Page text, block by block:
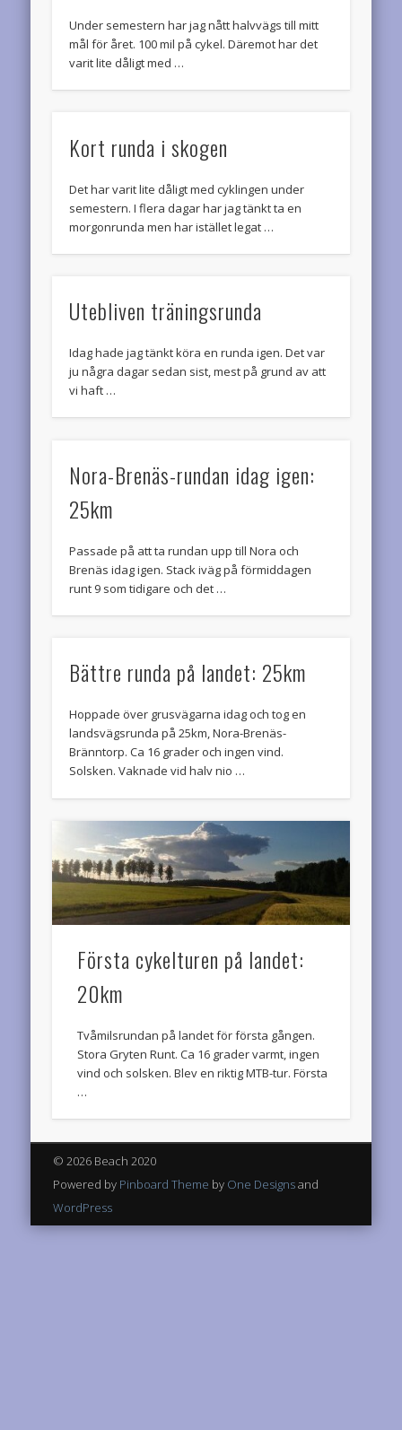
Under semestern har jag nått halvvägs till mitt
mål för året. 100 mil på cykel. Däremot har det
varit lite dåligt med …
Kort runda i skogen
Det har varit lite dåligt med cyklingen under
semestern. I flera dagar har jag tänkt ta en
morgonrunda men har istället legat …
Utebliven träningsrunda
Idag hade jag tänkt köra en runda igen. Det var
ju några dagar sedan sist, mest på grund av att
vi haft …
Nora-Brenäs-rundan idag igen:
25km
Passade på att ta rundan upp till Nora och
Brenäs idag igen. Stack iväg på förmiddagen
runt 9 som tidigare och det …
Bättre runda på landet: 25km
Hoppade över grusvägarna idag och tog en
landsvägsrunda på 25km, Nora-Brenäs-
Bränntorp. Ca 16 grader och ingen vind.
Solsken. Vaknade vid halv nio …
Första cykelturen på landet:
20km
Tvåmilsrundan på landet för första gången.
Stora Gryten Runt. Ca 16 grader varmt, ingen
vind och solsken. Blev en riktig MTB-tur. Första
…
© 2026 Beach 2020
Powered by Pinboard Theme by One Designsand
WordPress